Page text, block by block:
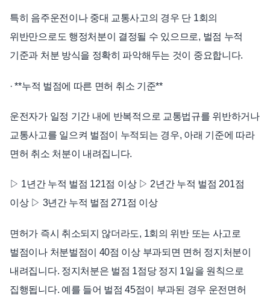
특히 음주운전이나 중대 교통사고의 경우 단 1회의
위반만으로도 행정처분이 결정될 수 있으므로, 벌점 누적
기준과 처분 방식을 정확히 파악해두는 것이 중요합니다.
· **누적 벌점에 따른 면허 취소 기준**
운전자가 일정 기간 내에 반복적으로 교통법규를 위반하거나
교통사고를 일으켜 벌점이 누적되는 경우, 아래 기준에 따라
면허 취소 처분이 내려집니다.
▷ 1년간 누적 벌점 121점 이상 ▷ 2년간 누적 벌점 201점
이상 ▷ 3년간 누적 벌점 271점 이상
면허가 즉시 취소되지 않더라도, 1회의 위반 또는 사고로
벌점이나 처분벌점이 40점 이상 부과되면 면허 정지처분이
내려집니다. 정지처분은 벌점 1점당 정지 1일을 원칙으로
집행됩니다. 예를 들어 벌점 45점이 부과된 경우 운전면허